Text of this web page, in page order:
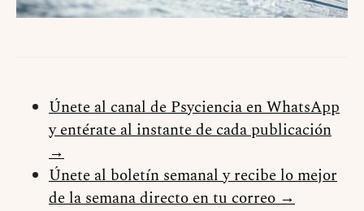
Únete al canal de Psyciencia en WhatsApp
y entérate al instante de cada publicación
→
Únete al boletín semanal y recibe lo mejor
de la semana directo en tu correo →